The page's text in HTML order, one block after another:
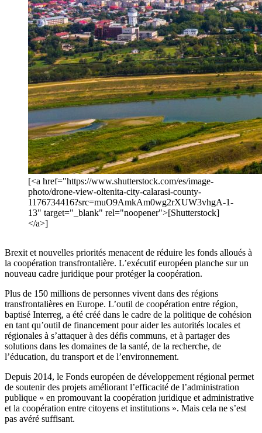
[<a href="https://www.shutterstock.com/es/image-
photo/drone-view-oltenita-city-calarasi-county-
1176734416?src=muO9AmkAm0wg2rXUW3vhgA-1-
13" target="_blank" rel="noopener">[Shutterstock]
</a>]
Brexit et nouvelles priorités menacent de réduire les fonds alloués à
la coopération transfrontalière. L’exécutif européen planche sur un
nouveau cadre juridique pour protéger la coopération.
Plus de 150 millions de personnes vivent dans des régions
transfrontalières en Europe. L’outil de coopération entre région,
baptisé Interreg, a été créé dans le cadre de la politique de cohésion
en tant qu’outil de financement pour aider les autorités locales et
régionales à s’attaquer à des défis communs, et à partager des
solutions dans les domaines de la santé, de la recherche, de
l’éducation, du transport et de l’environnement.
Depuis 2014, le Fonds européen de développement régional permet
de soutenir des projets améliorant l’efficacité de l’administration
publique « en promouvant la coopération juridique et administrative
et la coopération entre citoyens et institutions ». Mais cela ne s’est
pas avéré suffisant.